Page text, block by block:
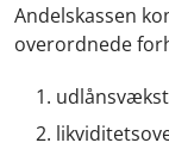
Andelskassen
overordnede
udlånsvækst